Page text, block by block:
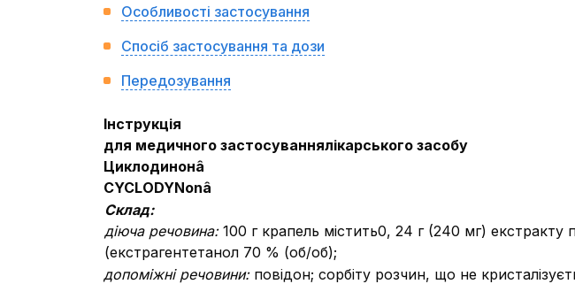
Особливості застосування
Спосіб застосування та дози
Передозування
Інструкція
для медичного застосуваннялікарського засобу
Циклодинонâ
СYCLODYNonâ
Склад:
діюча речовина: 100 г крапель містить0, 24 г (240 мг) екстракту
(екстрагентетанол 70 % (об/об);
допоміжні речовини: повідон; сорбіту розчин, що не